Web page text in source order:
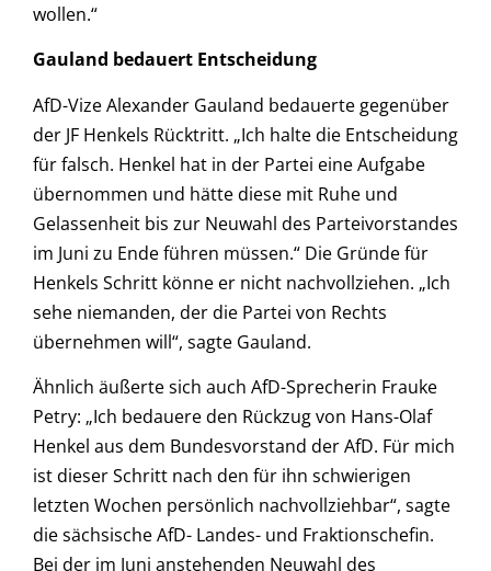
wollen.“
Gauland bedauert Entscheidung
AfD-Vize Alexander Gauland bedauerte gegenüber
der JF Henkels Rücktritt. „Ich halte die Entscheidung
für falsch. Henkel hat in der Partei eine Aufgabe
übernommen und hätte diese mit Ruhe und
Gelassenheit bis zur Neuwahl des Parteivorstandes
im Juni zu Ende führen müssen.“ Die Gründe für
Henkels Schritt könne er nicht nachvollziehen. „Ich
sehe niemanden, der die Partei von Rechts
übernehmen will“, sagte Gauland.
Ähnlich äußerte sich auch AfD-Sprecherin Frauke
Petry: „Ich bedauere den Rückzug von Hans-Olaf
Henkel aus dem Bundesvorstand der AfD. Für mich
ist dieser Schritt nach den für ihn schwierigen
letzten Wochen persönlich nachvollziehbar“, sagte
die sächsische AfD- Landes- und Fraktionschefin.
Bei der im Juni anstehenden Neuwahl des